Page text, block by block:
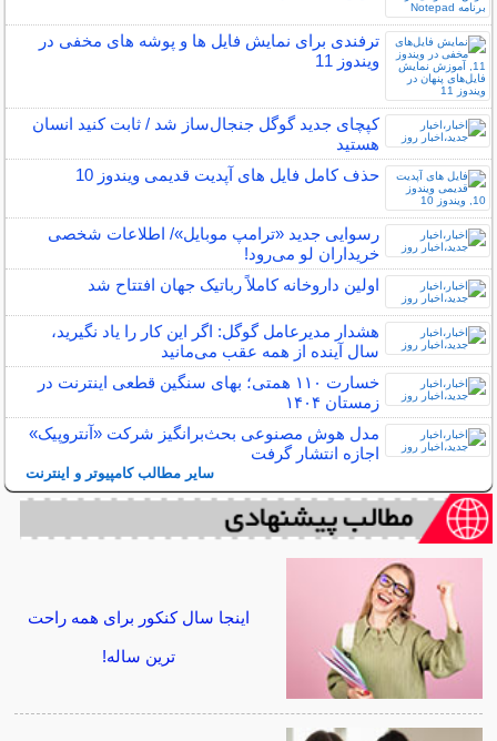
ترفندی برای نمایش فایل ها و پوشه های مخفی در
ویندوز 11
کپچای جدید گوگل جنجال‌ساز شد / ثابت کنید انسان
هستید
حذف کامل فایل های آپدیت قدیمی ویندوز 10
رسوایی جدید «ترامپ موبایل»/ اطلاعات شخصی
خریداران لو می‌رود!
اولین داروخانه کاملاً رباتیک جهان افتتاح شد
هشدار مدیرعامل گوگل: اگر این کار را یاد نگیرید،
سال آینده از همه عقب می‌مانید
خسارت ۱۱۰ همتی؛ بهای سنگین قطعی اینترنت در
زمستان ۱۴۰۴
مدل هوش مصنوعی بحث‌برانگیز شرکت «آنتروپیک»
اجازه انتشار گرفت
سایر مطالب کامپیوتر و اینترنت
اینجا سال کنکور برای همه راحت
ترین ساله!